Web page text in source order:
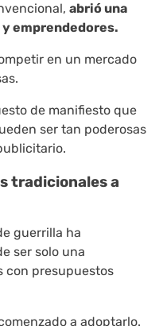
abrió una
y emprendedores.
en un mercado
de manifiesto que
ser tan poderosas
tradicionales a
guerrilla ha
ser solo una
con presupuestos
a adoptarlo.